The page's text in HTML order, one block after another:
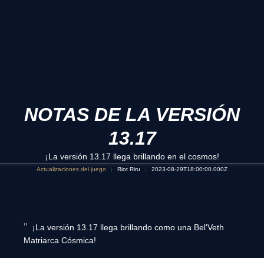
NOTAS DE LA VERSIÓN
13.17
¡La versión 13.17 llega brillando en el cosmos!
Actualizaciones del juego Riot Riru 2023-08-29T18:00:00.000Z
¡La versión 13.17 llega brillando como una Bel'Veth
Matriarca Cósmica!